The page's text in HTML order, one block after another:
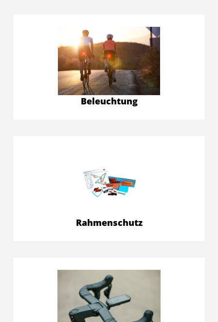
Beleuchtung
Rahmenschutz